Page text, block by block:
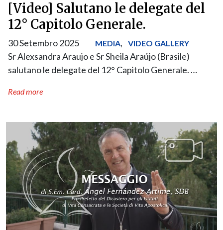
[Video] Salutano le delegate del
12° Capitolo Generale.
30 Setembro 2025 MEDIA, VIDEO GALLERY
Sr Alexsandra Araujo e Sr Sheila Araújo (Brasile)
salutano le delegate del 12° Capitolo Generale. …
Read more